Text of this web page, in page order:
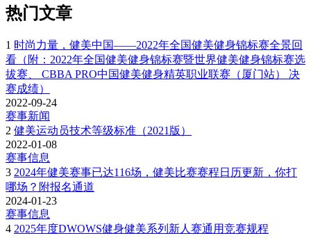
热门文章
1 时尚力量，健美中国——2022年全国健美健身锦标赛全景回
看（附：2022年全国健美健身锦标赛暨世界健美健身锦标赛选
拔赛、 CBBA PRO中国健美健身精英职业联赛（厦门站） 决
赛成绩）
2022-09-24
赛事新闻
2 健美运动员技术等级标准（2021版）
2022-01-08
赛事信息
3 2024年健美赛事已达116场，健美比赛赛程日历更新，你打
哪场？附报名通道
2024-01-23
赛事信息
4 2025年度DWOWS健身健美系列新人赛通用竞赛规程